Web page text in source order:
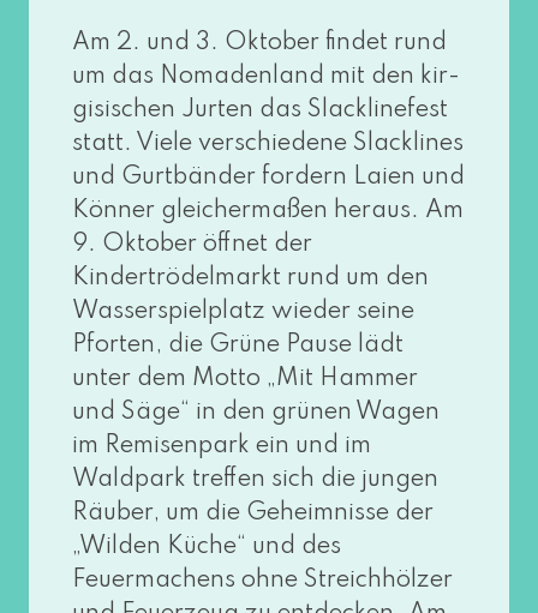
Am 2. und 3. Oktober fin­det rund
um das Nomadenland mit den kir­
gi­si­schen Jurten das Slacklinefest
statt. Viele ver­schie­de­ne Slacklines
und Gurtbänder for­dern Laien und
Könner glei­cher­ma­ßen her­aus. Am
9. Oktober öff­net der
Kindertrödelmarkt rund um den
Wasserspielplatz wie­der sei­ne
Pforten, die Grüne Pause lädt
unter dem Motto „Mit Hammer
und Säge“ in den grü­nen Wagen
im Remisenpark ein und im
Waldpark tref­fen sich die jun­gen
Räuber, um die Geheimnisse der
„Wilden Küche“ und des
Feuermachens ohne Streichhölzer